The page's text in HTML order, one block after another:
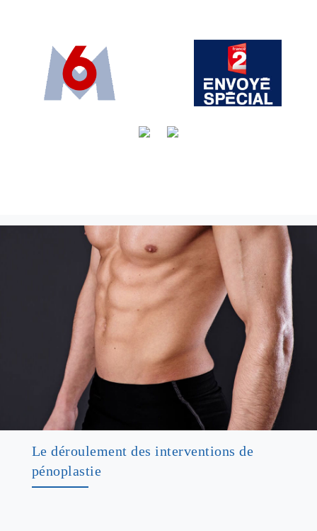
Le déroulement des interventions de
pénoplastie